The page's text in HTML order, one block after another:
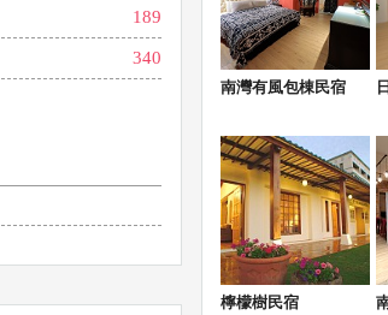
189
340
南灣有風包棟民宿
檸檬樹民宿